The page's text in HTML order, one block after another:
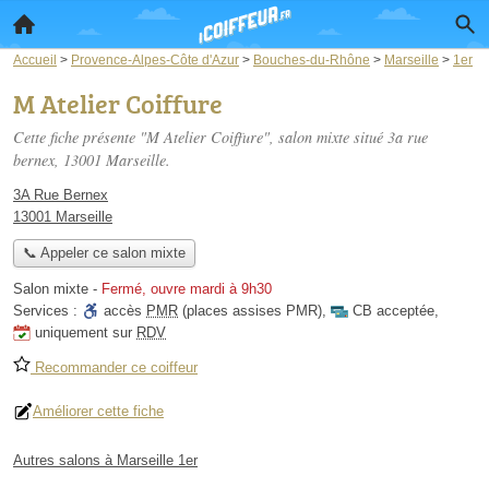
Accueil > Provence-Alpes-Côte d'Azur > Bouches-du-Rhône > Marseille > 1er
M Atelier Coiffure
Cette fiche présente "M Atelier Coiffure", salon mixte situé 3a rue
bernex, 13001 Marseille.
3A Rue Bernex
13001 Marseille
📞 Appeler ce salon mixte
Salon mixte - Fermé, ouvre mardi à 9h30
Services :
accès PMR (places assises PMR), CB acceptée,
uniquement sur RDV
Recommander ce coiffeur
Améliorer cette fiche
Autres salons à Marseille 1er